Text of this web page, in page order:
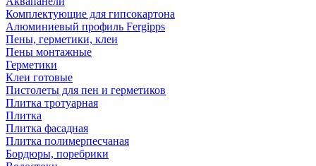
Комплектующие для гипсокартона
Алюминиевый профиль Fergipps
Пены, герметики, клеи
Пены монтажные
Герметики
Клеи готовые
Пистолеты для пен и герметиков
Плитка тротуарная
Плитка
Плитка фасадная
Плитка полимерпесчаная
Бордюры, поребрики